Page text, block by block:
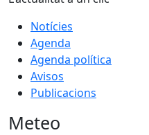
Notícies
Agenda
Agenda política
Avisos
Publicacions
Meteo